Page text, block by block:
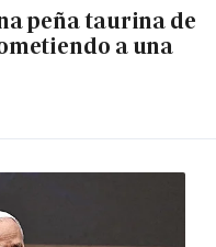
peña taurina de
a una